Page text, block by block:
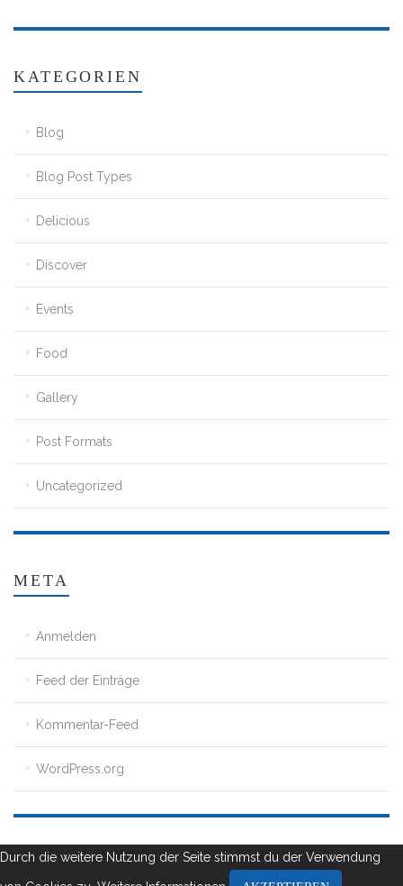
KATEGORIEN
Blog
Blog Post Types
Delicious
Discover
Events
Food
Gallery
Post Formats
Uncategorized
META
Anmelden
Feed der Einträge
Kommentar-Feed
WordPress.org
Durch die weitere Nutzung der Seite stimmst du der Verwendung